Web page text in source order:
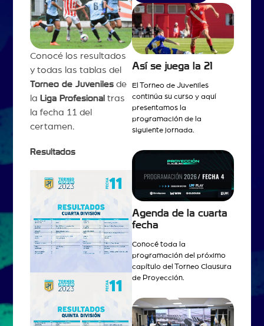
Conocé los resultados
y todas las tablas del
Torneo de Juvenilesde
la Liga Profesional tras
la fecha 11 del
certamen.
Resultados
Así se juega la 21
El Torneo de Juveniles
continúa su curso y aquí
presentamos la
programación de la
siguiente jornada.
Agenda de la cuarta
fecha
Conocé toda la
programación del próximo
capítulo del Torneo Clausura
de Proyección.